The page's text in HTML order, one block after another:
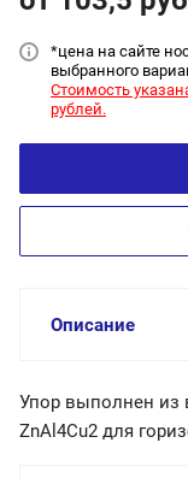
*цена на сайте
выбранного
Стоимость
рублей.
Описание
Упор выполнен из
ZnAl4Cu2 для